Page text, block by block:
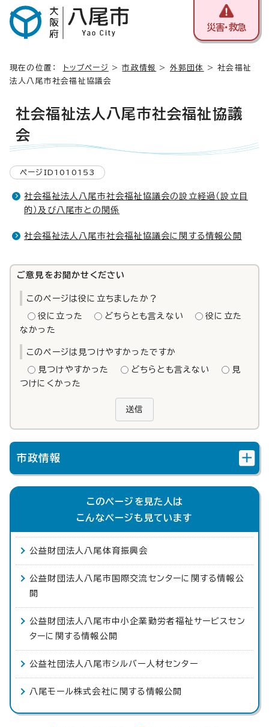
災害・救急
現在の位置： トップページ >市政情報 > 外郭団体
> 社会福祉
法人八尾市社会福祉協議会
社会福祉法人八尾市社会福祉協議
会
ページID1010153
社会福祉法人八尾市社会福祉協議会の設立経過（設立目
的）及び八尾市との関係
社会福祉法人八尾市社会福祉協議会に関する情報公開
ご意見をお聞かせください
このページは役に立ちましたか？
役に立った どちらとも言えない
役に立た
なかった
このページは見つけやすかったですか
見つけやすかった どちらとも言えない
見
つけにくかった
送信
市政情報
このページを見た人は
こんなページも見ています
公益財団法人八尾体育振興会
公益財団法人八尾市国際交流センターに関する情報公
開
公益財団法人八尾市中小企業勤労者福祉サービスセン
ターに関する情報公開
公益社団法人八尾市シルバー人材センター
八尾モール株式会社に関する情報公開